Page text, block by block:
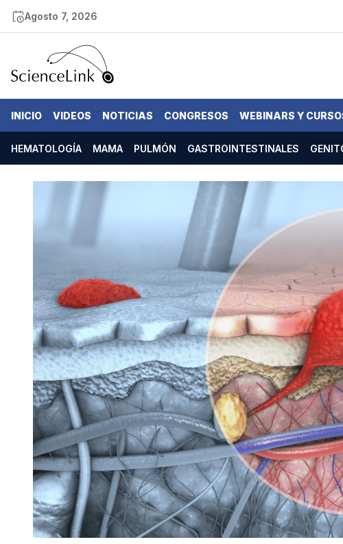
Agosto 7, 2026
INICIO VIDEOS NOTICIAS CONGRESOS WEBINARS Y
HEMATOLOGÍA MAMA PULMÓN GASTROINTESTINALES